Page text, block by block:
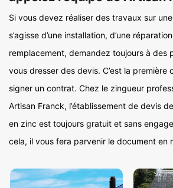
Si vous devez réaliser des travaux sur
s’agisse d’une installation, d’une
remplacement, demandez toujours à des
vous dresser des devis. C’est la première
signer un contrat. Chez le zingueur
Artisan Franck, l’établissement de devis
en zinc est toujours gratuit et sans
cela, il vous fera parvenir le document en